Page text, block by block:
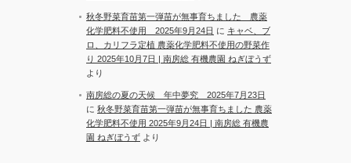
秋冬野菜育苗第一弾苗が無事育ちました 農薬
化学肥料不使用 2025年9月24日 に キャベ、ブ
ロ、カリフラ定植 農薬化学肥料不使用の野菜作
り 2025年10月7日 | 南房総 有機農園 ねぎぼうず
より
南房総の夏の天候 年中夢究 2025年7月23日
に 秋冬野菜育苗第一弾苗が無事育ちました 農薬
化学肥料不使用 2025年9月24日 | 南房総 有機農
園 ねぎぼうず より